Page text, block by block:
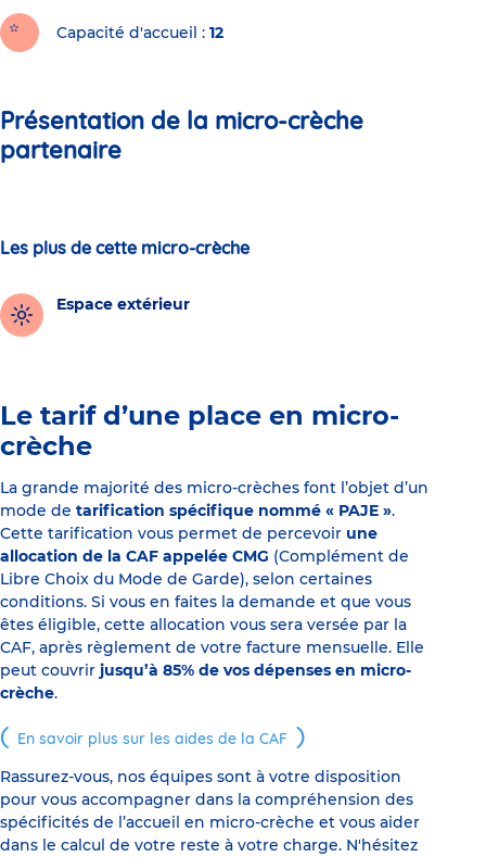
Capacité d'accueil 12
Présentation de la micro-crèche
partenaire
Les plus de cette micro-crèche
Espace extérieur
Le tarif d’une place en micro-
crèche
La grande majorité des micro-crèches font l’objet d’un
mode de tarification spécifique nommé « PAJE ».
Cette tarification vous permet de percevoir une
allocation de la CAF appelée CMG (Complément de
Libre Choix du Mode de Garde), selon certaines
conditions. Si vous en faites la demande et que vous
êtes éligible, cette allocation vous sera versée par la
CAF, après règlement de votre facture mensuelle. Elle
peut couvrir jusqu’à 85% de vos dépenses en micro-
crèche.
En savoir plus sur les aides de la CAF
Rassurez-vous, nos équipes sont à votre disposition
pour vous accompagner dans la compréhension des
spécificités de l’accueil en micro-crèche et vous aider
dans le calcul de votre reste à votre charge. N'hésitez